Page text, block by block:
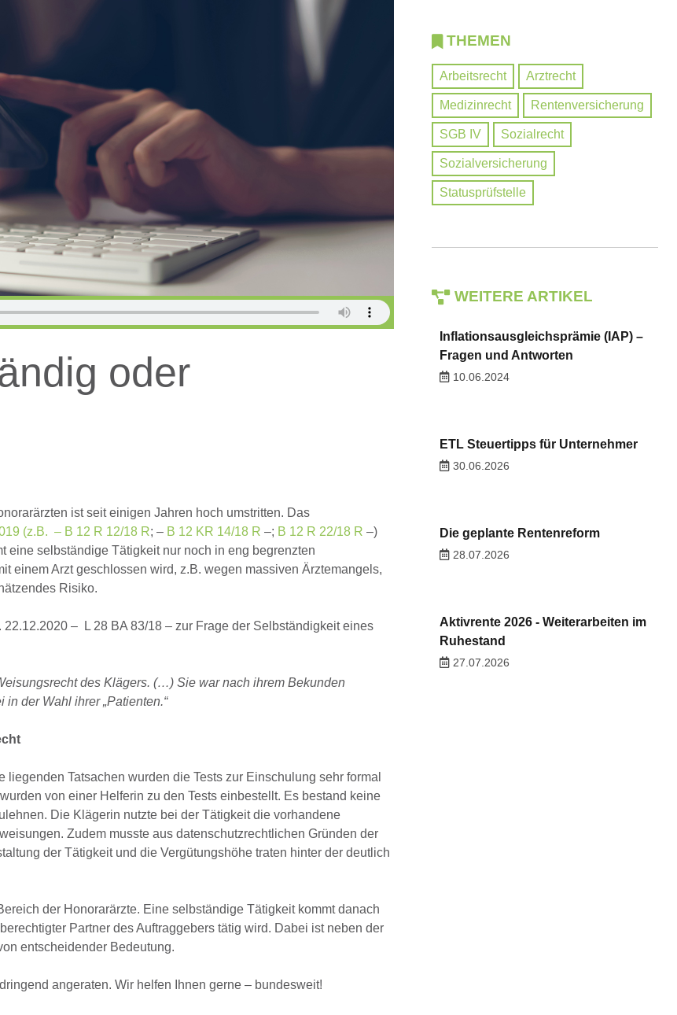
oder
ist seit einigen Jahren hoch umstritten. Das
(z.B. – B 12 R 12/18 R; – B 12 KR 14/18 R –; B 12 R 22/18 R –)
selbständige Tätigkeit nur noch in eng begrenzten
einem Arzt geschlossen wird, z.B. wegen massiven Ärztemangels,
Risiko.
– L 28 BA 83/18 – zur Frage der Selbständigkeit eines
des Klägers. (…) Sie war nach ihrem Bekunden
der Wahl ihrer „Patienten.“
Tatsachen wurden die Tests zur Einschulung sehr formal
von einer Helferin zu den Tests einbestellt. Es bestand keine
Die Klägerin nutzte bei der Tätigkeit die vorhandene
Zudem musste aus datenschutzrechtlichen Gründen der
der Tätigkeit und die Vergütungshöhe traten hinter der deutlich
der Honorarärzte. Eine selbständige Tätigkeit kommt danach
Partner des Auftraggebers tätig wird. Dabei ist neben der
entscheidender Bedeutung.
angeraten. Wir helfen Ihnen gerne – bundesweit!
THEMEN
Arbeitsrecht Arztrecht
Medizinrecht Rentenversicherung
SGB IV Sozialrecht
Sozialversicherung
Statusprüfstelle
WEITERE ARTIKEL
Inflationsausgleichsprämie (IAP) –
Fragen und Antworten
10.06.2024
ETL Steuertipps für Unternehmer
30.06.2026
Die geplante Rentenreform
28.07.2026
Aktivrente 2026 - Weiterarbeiten im
Ruhestand
27.07.2026